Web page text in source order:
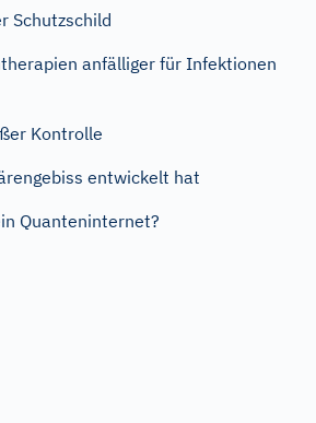
Schutzschild
anfälliger für Infektionen
Kontrolle
entwickelt hat
Quanteninternet?